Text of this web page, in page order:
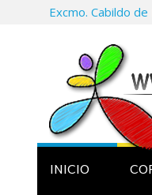
Excmo. Cabildo
INICIO